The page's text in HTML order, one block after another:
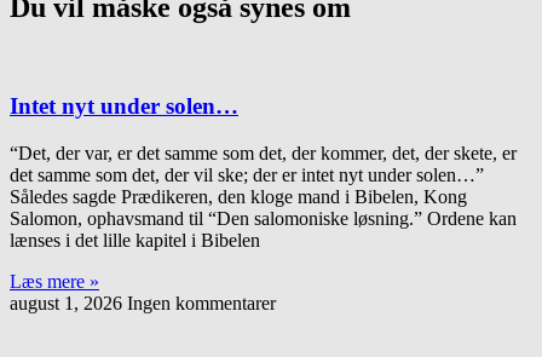
Du vil måske også synes om
Intet nyt under solen…
“Det, der var, er det samme som det, der kommer, det, der skete, er
det samme som det, der vil ske; der er intet nyt under solen…”
Således sagde Prædikeren, den kloge mand i Bibelen, Kong
Salomon, ophavsmand til “Den salomoniske løsning.” Ordene kan
lænses i det lille kapitel i Bibelen
Læs mere »
august 1, 2026 Ingen kommentarer